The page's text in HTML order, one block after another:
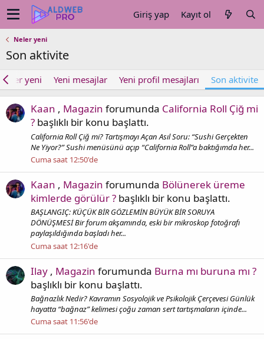
Giriş yap Kayıt ol
Neler yeni
Son aktivite
Neler yeni Yeni mesajlar Yeni profil mesajları Son aktivite
Kaan , Magazin forumunda California Roll Çiğ mi
? başlıklı bir konu başlattı.
California Roll Çiğ mi? Tartışmayı Açan Asıl Soru: “Sushi Gerçekten
Ne Yiyor?” Sushi menüsünü açıp “California Roll”a baktığımda her...
Cuma saat 12:50'de
Kaan , Magazin forumunda Bölünerek üreme
kimlerde görülür ? başlıklı bir konu başlattı.
BAŞLANGIÇ: KÜÇÜK BİR GÖZLEMİN BÜYÜK BİR SORUYA
DÖNÜŞMESİ Bir forum akşamında, eski bir mikroskop fotoğrafı
paylaşıldığında başladı her...
Cuma saat 12:16'de
Ilay , Magazin forumunda Burna mı buruna mı ?
başlıklı bir konu başlattı.
Bağnazlık Nedir? Kavramın Sosyolojik ve Psikolojik Çerçevesi Günlük
hayatta “bağnaz” kelimesi çoğu zaman sert tartışmaların içinde...
Cuma saat 11:56'de